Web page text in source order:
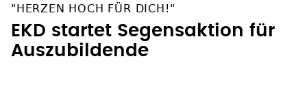
"HERZEN HOCH FÜR DICH!"
EKD startet Segensaktion für
Auszubildende